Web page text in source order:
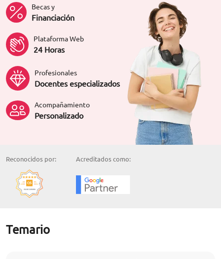
Becas y
Financiación
Plataforma Web
24 Horas
Profesionales
Docentes especializados
Acompañamiento
Personalizado
Reconocidos por: Acreditados como:
Temario